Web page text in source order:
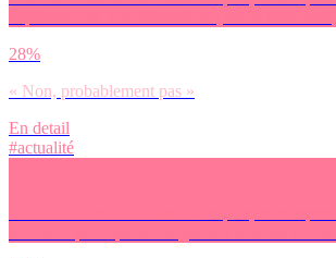
28%
« Non, probablement pas »
En detail
#actualité